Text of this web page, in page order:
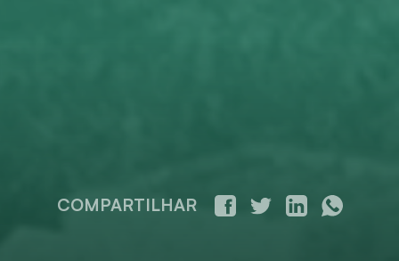
COMPARTILHAR